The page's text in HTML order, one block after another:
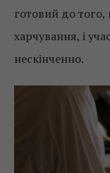
готовий до
харчування, і
нескінченно.